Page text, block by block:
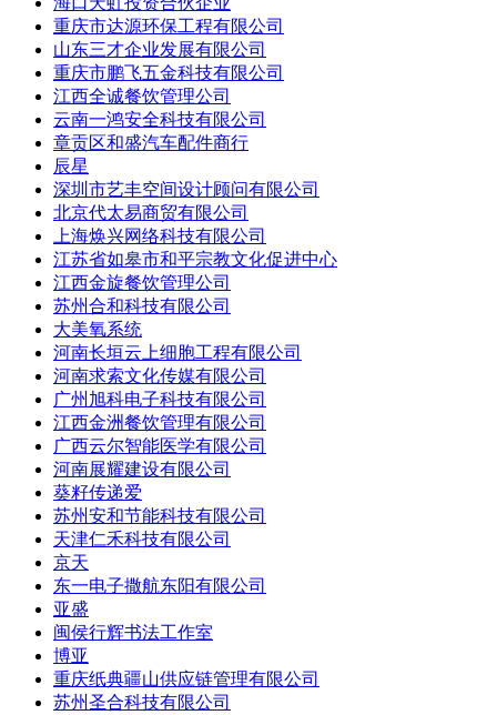
重庆市达源环保工程有限公司
山东三才企业发展有限公司
重庆市鹏飞五金科技有限公司
江西全诚餐饮管理公司
云南一鸿安全科技有限公司
章贡区和盛汽车配件商行
辰星
深圳市艺丰空间设计顾问有限公司
北京代太易商贸有限公司
上海焕兴网络科技有限公司
江苏省如皋市和平宗教文化促进中心
江西金旋餐饮管理公司
苏州合和科技有限公司
大美氧系统
河南长垣云上细胞工程有限公司
河南求索文化传媒有限公司
广州旭科电子科技有限公司
江西金洲餐饮管理有限公司
广西云尔智能医学有限公司
河南展耀建设有限公司
葵籽传递爱
苏州安和节能科技有限公司
天津仁禾科技有限公司
京天
东一电子撒航东阳有限公司
亚盛
闽侯行辉书法工作室
博亚
重庆纸典疆山供应链管理有限公司
苏州圣合科技有限公司